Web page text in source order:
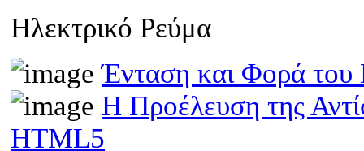
Ηλεκτρικό Ρεύμα
Ένταση και Φορά του
Η Προέλευση της
HTML5